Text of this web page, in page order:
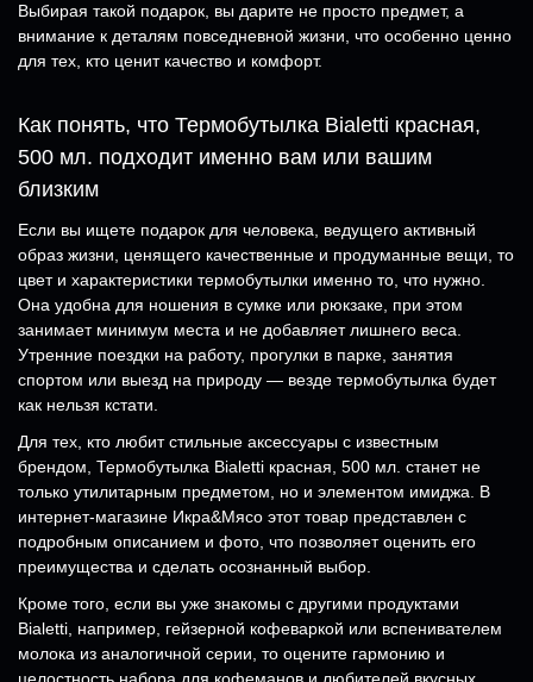
Выбирая такой подарок, вы дарите не просто предмет, а
внимание к деталям повседневной жизни, что особенно ценно
для тех, кто ценит качество и комфорт.
Как понять, что Термобутылка Bialetti красная,
500 мл. подходит именно вам или вашим
близким
Если вы ищете подарок для человека, ведущего активный
образ жизни, ценящего качественные и продуманные вещи, то
цвет и характеристики термобутылки именно то, что нужно.
Она удобна для ношения в сумке или рюкзаке, при этом
занимает минимум места и не добавляет лишнего веса.
Утренние поездки на работу, прогулки в парке, занятия
спортом или выезд на природу — везде термобутылка будет
как нельзя кстати.
Для тех, кто любит стильные аксессуары с известным
брендом, Термобутылка Bialetti красная, 500 мл. станет не
только утилитарным предметом, но и элементом имиджа. В
интернет-магазине Икра&Мясо этот товар представлен с
подробным описанием и фото, что позволяет оценить его
преимущества и сделать осознанный выбор.
Кроме того, если вы уже знакомы с другими продуктами
Bialetti, например, гейзерной кофеваркой или вспенивателем
молока из аналогичной серии, то оцените гармонию и